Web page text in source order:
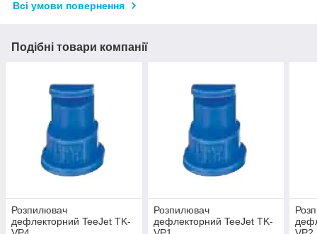
Всі умови повернення
Подібні товари компанії
Розпилювач
дефлекторний TeeJet TK-
Розпилювач
дефлекторний TeeJet TK-